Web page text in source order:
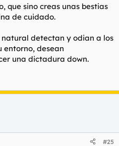
que sino creas unas bestias
de cuidado.
detectan y odian a los
entorno, desean
una dictadura down.
#25